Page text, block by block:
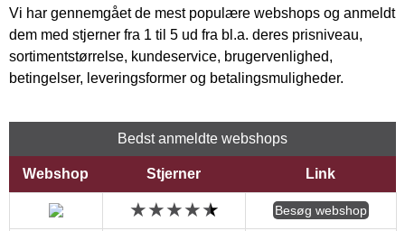
Vi har gennemgået de mest populære webshops og anmeldt
dem med stjerner fra 1 til 5 ud fra bl.a. deres prisniveau,
sortimentstørrelse, kundeservice, brugervenlighed,
betingelser, leveringsformer og betalingsmuligheder.
Bedst anmeldte webshops
Webshop Stjerner Link
Besøg webshop